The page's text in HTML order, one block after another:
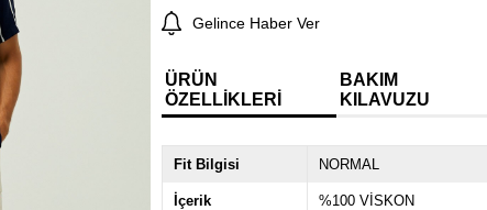
Gelince Haber Ver
ÜRÜN
ÖZELLIKLERI
BAKIM
KILAVUZU
Fit Bilgisi NORMAL
İçerik %100 VİSKON